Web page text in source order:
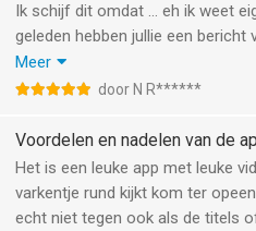
Ik schijf dit omdat … eh ik weet
geleden hebben jullie een bericht
hij is niet cool hij doet stoer en hij
cocomelon en dat het niet goed
Meer
door N R******
Voordelen en nadelen van de
Het is een leuke app met leuke
varkentje rund kijkt kom ter
echt niet tegen ook als de titels